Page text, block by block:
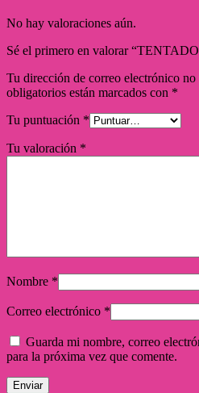
No hay valoraciones aún.
Sé el primero en valorar
Tu dirección de correo electrónico no
obligatorios están marcados con *
Tu puntuación *
Tu valoración *
Nombre *
Correo electrónico *
Guarda mi nombre, correo
para la próxima vez que comente.